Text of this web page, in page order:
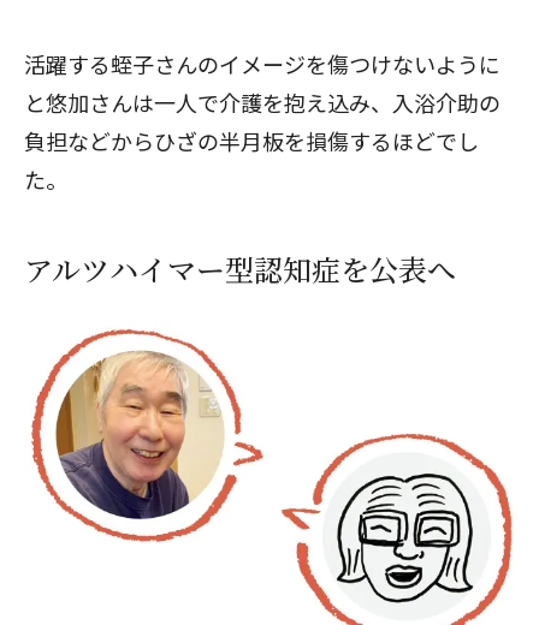
活躍する蛭子さんのイメージを傷つけないように
と悠加さんは一人で介護を抱え込み、入浴介助の
負担などからひざの半月板を損傷するほどでし
た。
アルツハイマー型認知症を公表へ